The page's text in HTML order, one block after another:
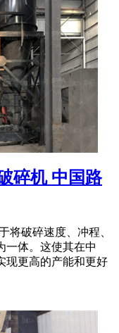
碎机 中国路
破碎速度、冲程、
一体。这使其在中
现更高的产能和更好